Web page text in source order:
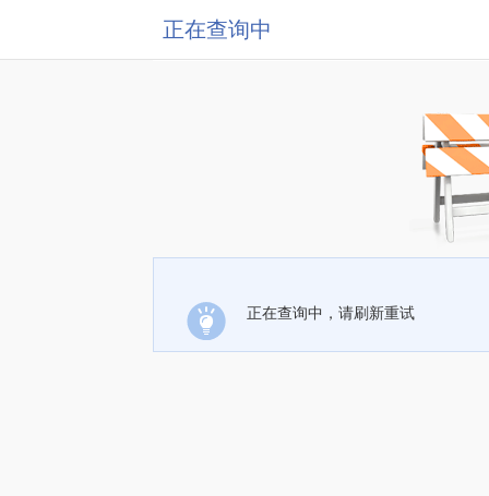
正在查询中
正在查询中，请刷新重试